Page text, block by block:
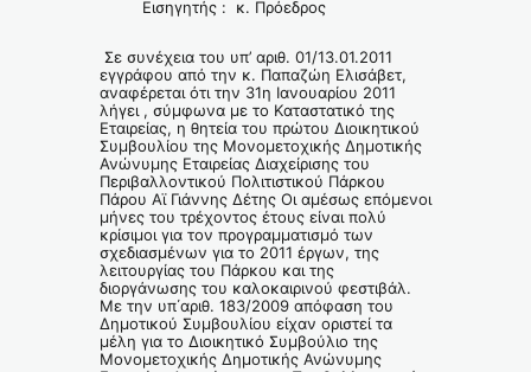
Εισηγητής : κ. Πρόεδρος
Σε συνέχεια του υπ’ αριθ. 01/13.01.2011
εγγράφου από την κ. Παπαζώη Ελισάβετ,
αναφέρεται ότι την 31η Ιανουαρίου 2011
λήγει , σύμφωνα με το Καταστατικό της
Εταιρείας, η θητεία του πρώτου Διοικητικού
Συμβουλίου της Μονομετοχικής Δημοτικής
Ανώνυμης Εταιρείας Διαχείρισης του
Περιβαλλοντικού Πολιτιστικού Πάρκου
Πάρου Αϊ Γιάννης Δέτης Οι αμέσως επόμενοι
μήνες του τρέχοντος έτους είναι πολύ
κρίσιμοι για τον προγραμματισμό των
σχεδιασμένων για το 2011 έργων, της
λειτουργίας του Πάρκου και της
διοργάνωσης του καλοκαιρινού φεστιβάλ.
Με την υπ΄αριθ. 183/2009 απόφαση του
Δημοτικού Συμβουλίου είχαν οριστεί τα
μέλη για το Διοικητικό Συμβούλιο της
Μονομετοχικής Δημοτικής Ανώνυμης